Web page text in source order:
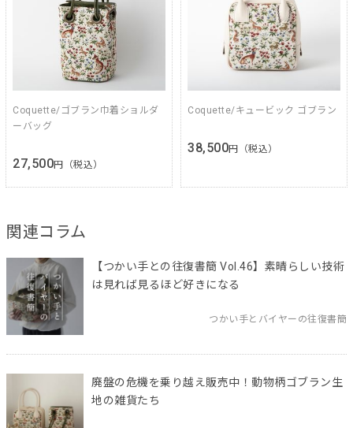
Coquette/ゴブラン巾着ショルダ
ーバッグ
27,500円（税込）
Coquette/キュービック ゴブラン
38,500円（税込）
関連コラム
【つかい手との往復書簡 Vol.46】素晴らしい技術
は見れば見るほど好きになる
つかい手とバイヤーの往復書簡
廃盤の危機を乗り越え販売中！動物柄ゴブラン生
地の雑貨たち